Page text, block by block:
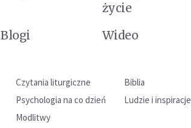
życie
Blogi Wideo
Czytania liturgiczne
Biblia
Psychologia na co dzień
Ludzie i inspiracje
Modlitwy